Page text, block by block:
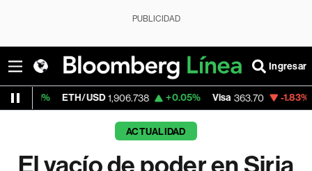
PUBLICIDAD
Ingresar
ETH/USD 1,906.738 +0.05% Visa 363.70 -1.83%
ACTUALIDAD